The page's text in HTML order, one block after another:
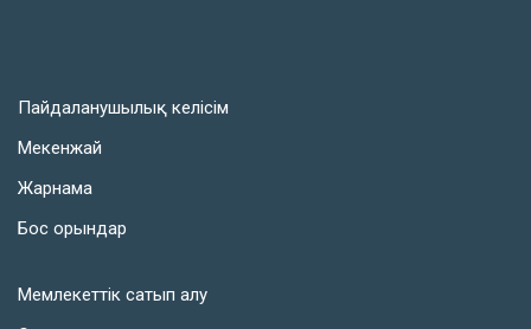
Пайдаланушылық келісім
Мекенжай
Жарнама
Бос орындар
Мемлекеттік сатып алу